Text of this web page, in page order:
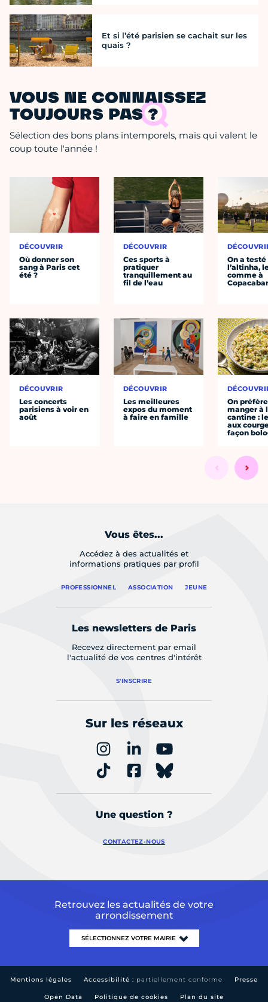
Et si l’été parisien se cachait sur les
quais ?
VOUS NE CONNAISSEZ
TOUJOURS PAS ?
Sélection des bons plans intemporels, mais qui valent le
coup toute l'année !
DÉCOUVRIR
Où donner son
sang à Paris cet
été ?
DÉCOUVRIR
Les concerts
parisiens à voir en
août
DÉCOUVRIR
Ces sports à
pratiquer
tranquillement au
fil de l’eau
DÉCOUVRIR
Les meilleures
expos du moment
à faire en famille
On a testé
l’altinha,
comme à
On préfère
manger à
cantine :
aux
façon
Vous êtes...
Accédez à des actualités et
informations pratiques par profil
PROFESSIONNEL ASSOCIATION JEUNE
Les newsletters de Paris
Recevez directement par email
l'actualité de vos centres d'intérêt
S'INSCRIRE
Sur les réseaux
Une question ?
CONTACTEZ-NOUS
Retrouvez les actualités de votre
arrondissement
Mentions légales Accessibilité : partiellement conforme Presse
Open Data Politique de cookies Plan du site